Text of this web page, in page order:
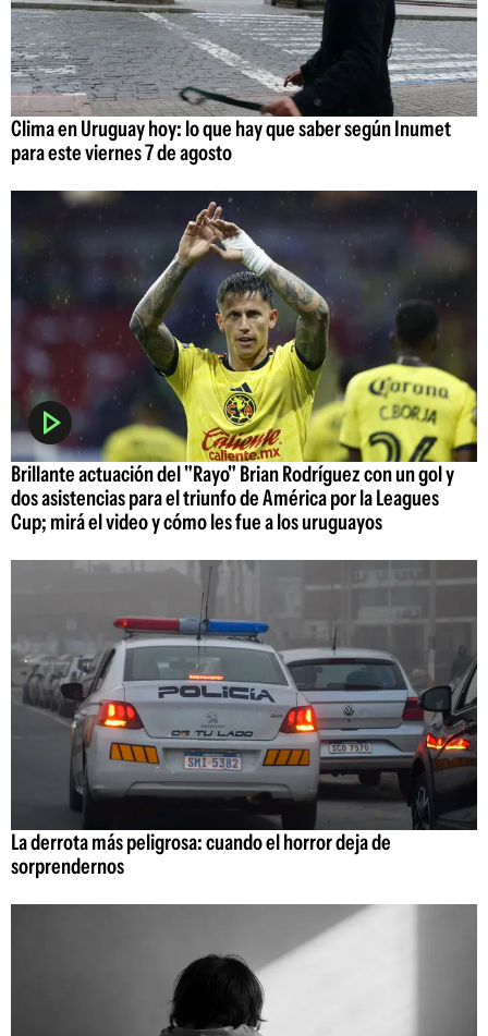
Clima en Uruguay hoy: lo que hay que saber según Inumet
para este viernes 7 de agosto
Brillante actuación del "Rayo" Brian Rodríguez con un gol y
dos asistencias para el triunfo de América por la Leagues
Cup; mirá el video y cómo les fue a los uruguayos
La derrota más peligrosa: cuando el horror deja de
sorprendernos